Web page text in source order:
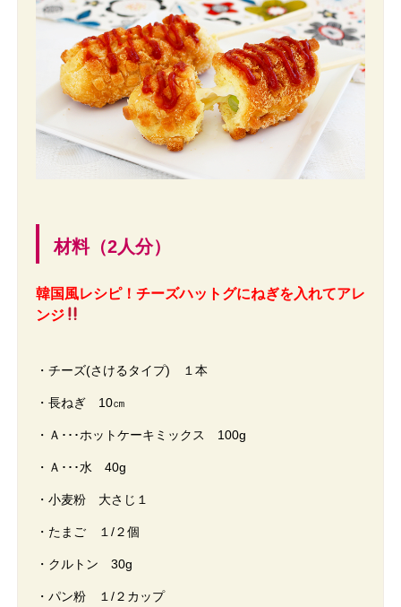
材料（2人分）
韓国風レシピ！チーズハットグにねぎを入れてアレ
ンジ
・チーズ(さけるタイプ) １本
・長ねぎ 10㎝
・Ａ･･･ホットケーキミックス 100g
・Ａ･･･水 40g
・小麦粉 大さじ１
・たまご １/２個
・クルトン 30g
・パン粉 １/２カップ